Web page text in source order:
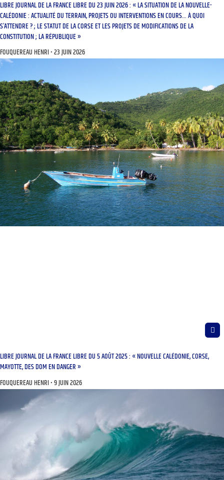
LIBRE JOURNAL DE LA FRANCE LIBRE DU 23 JUIN 2026 : « LA SITUATION DE LA NOUVELLE-
CALÉDONIE : ACTUALITÉ DU TERRAIN, PROJETS OU INTERVENTIONS EN COURS… À QUOI
S’ATTENDRE ? ; LE STATUT DE LA CORSE ET LES PROJETS DE MODIFICATIONS DE LA
CONSTITUTION ; LA RÉPUBLIQUE »
FOUQUEREAU HENRI 23 JUIN 2026
LIBRE JOURNAL DE LA FRANCE LIBRE DU 5 AOÛT 2025 : « NOUVELLE CALÉDONIE, CORSE,
MAYOTTE, DES DOM EN DANGER »
FOUQUEREAU HENRI 9 JUIN 2026